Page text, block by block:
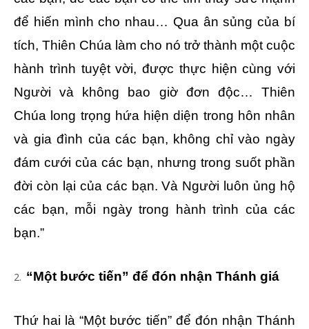
để hiến mình cho nhau… Qua ân sủng của bí
tích, Thiên Chúa làm cho nó trở thành một cuộc
hành trình tuyệt vời, được thực hiện cùng với
Người và không bao giờ đơn độc… Thiên
Chúa long trọng hứa hiện diện trong hôn nhân
và gia đình của các bạn, không chỉ vào ngày
đám cưới của các bạn, nhưng trong suốt phần
đời còn lại của các bạn. Và Người luôn ủng hộ
các bạn, mỗi ngày trong hành trình của các
bạn.”
“Một bước tiến” để đón nhận Thánh giá
Thứ hai là “Một bước tiến” để đón nhận Thánh